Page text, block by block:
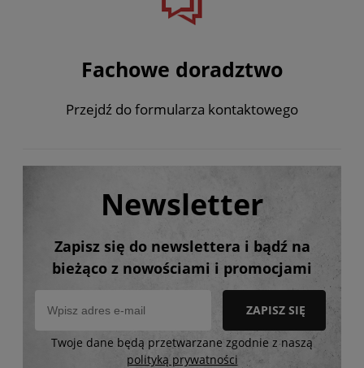
Fachowe doradztwo
Przejdź do formularza kontaktowego
Newsletter
Zapisz się do newslettera i bądź na
bieżąco z nowościami i promocjami
ZAPISZ SIĘ
Twoje dane będą przetwarzane zgodnie z naszą
polityką prywatności